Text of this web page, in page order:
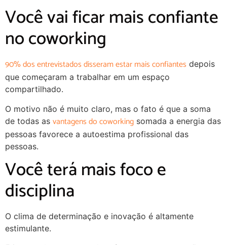
Você vai ficar mais confiante
no coworking
90% dos entrevistados disseram estar mais confiantes depois
que começaram a trabalhar em um espaço
compartilhado.
O motivo não é muito claro, mas o fato é que a soma
de todas as vantagens do coworking somada a energia das
pessoas favorece a autoestima profissional das
pessoas.
Você terá mais foco e
disciplina
O clima de determinação e inovação é altamente
estimulante.